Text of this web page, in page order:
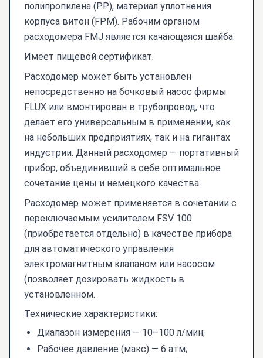
полипропилена (PP), материал уплотнения
корпуса витон (FPM). Рабочим органом
расходомера FMJ является качающаяся шайба.
Имеет пищевой сертификат.
Расходомер может быть установлен
непосредственно на бочковый насос фирмы
FLUX или вмонтирован в трубопровод, что
делает его универсальным в применении, как
на небольших предприятиях, так и на гигантах
индустрии. Данный расходомер — портативный
прибор, объединивший в себе оптимальное
сочетание цены и немецкого качества.
Расходомер может применяется в сочетании с
переключаемым усилителем FSV 100
(приобретается отдельно) в качестве прибора
для автоматического управления
электромагнитным клапаном или насосом
(позволяет дозировать жидкость в
установленном.
Технические характеристики:
Диапазон измерения — 10–100 л/мин;
Рабочее давление (макс) — 6 атм;